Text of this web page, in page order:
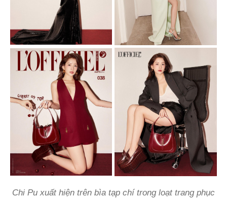
Chi Pu xuất hiện trên bìa tạp chí trong loạt trang phục